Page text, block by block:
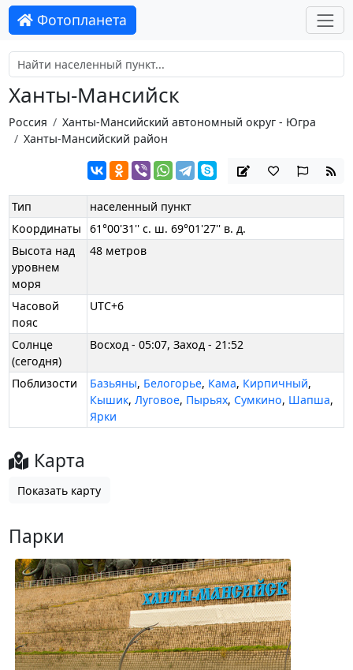
Фотопланета
Ханты-Мансийск
Россия
Ханты-Мансийский автономный округ - Югра
Ханты-Мансийский район
Тип
населенный пункт
Координаты
61°00'31'' с. ш. 69°01'27'' в. д.
Высота над
уровнем
моря
48 метров
Часовой
пояс
UTC+6
Солнце
(сегодня)
Восход - 05:07, Заход - 21:52
Поблизости Базьяны, Белогорье, Кама, Кирпичный,
Кышик,Луговое, Пырьях, Сумкино, Шапша,
Ярки
Карта
Показать карту
Парки